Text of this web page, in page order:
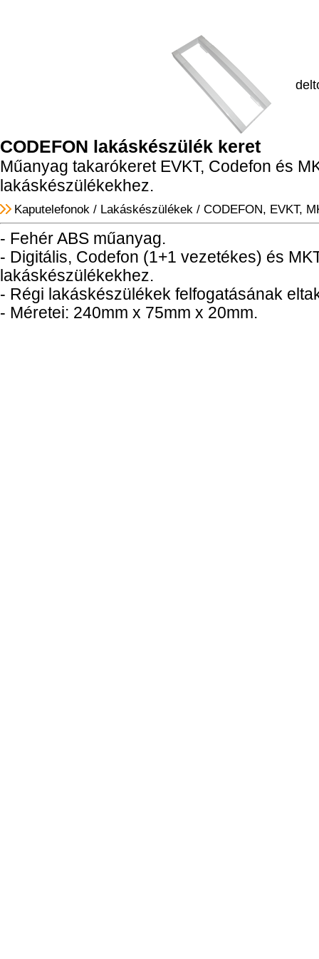
CODEFON lakáskészülék keret
Műanyag takarókeret EVKT, Codefon és
lakáskészülékekhez.
Kaputelefonok / Lakáskészülékek / CODEFON, EVKT,
- Fehér ABS műanyag.
- Digitális, Codefon (1+1 vezetékes) és
lakáskészülékekhez.
- Régi lakáskészülékek felfogatásának
- Méretei: 240mm x 75mm x 20mm.